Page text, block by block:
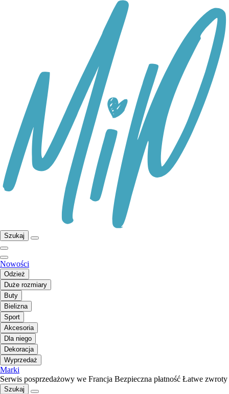
Szukaj
Nowości
Odzież
Duże rozmiary
Buty
Bielizna
Sport
Akcesoria
Dla niego
Dekoracja
Wyprzedaż
Marki
Serwis posprzedażowy we Francja Bezpieczna płatność Łatwe zwroty
Szukaj